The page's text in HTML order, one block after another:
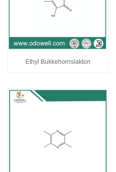
Ethyl Bukkehornslakton